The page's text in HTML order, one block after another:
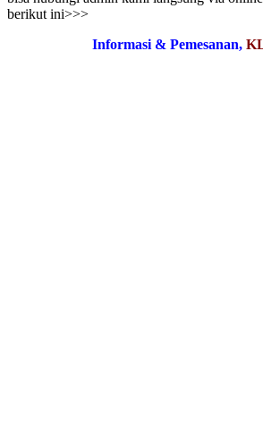
berikut ini>>>
Informasi & Pemesanan,